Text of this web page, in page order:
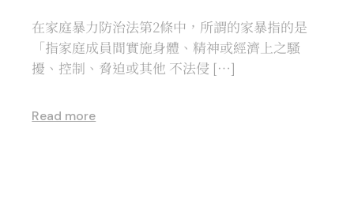
在家庭暴力防治法第2條中，所謂的家暴指的是
「指家庭成員間實施身體、精神或經濟上之騷
擾、控制、脅迫或其他 不法侵 […]
Read more